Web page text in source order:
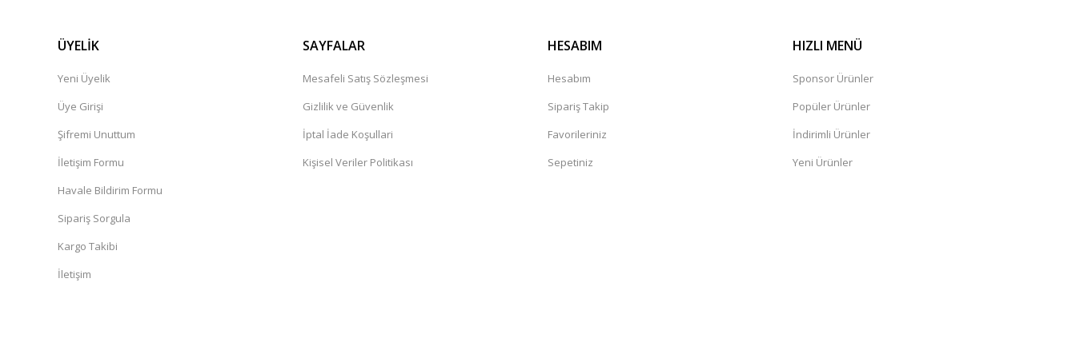
ÜYELİK
Yeni Üyelik
Üye Girişi
Şifremi Unuttum
İletişim Formu
Havale Bildirim Formu
Sipariş Sorgula
Kargo Takibi
İletişim
SAYFALAR
Mesafeli Satış Sözleşmesi
Gizlilik ve Güvenlik
İptal İade Koşullari
Kişisel Veriler Politikası
HESABIM
Hesabım
Sipariş Takip
Favorileriniz
Sepetiniz
HIZLI MENÜ
Sponsor Ürünler
Popüler Ürünler
İndirimli Ürünler
Yeni Ürünler